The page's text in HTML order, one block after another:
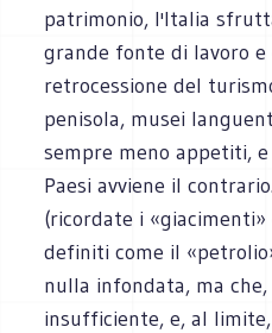
patrimonio, l'Italia
grande fonte di lavoro
retrocessione del
penisola, musei
sempre meno appetiti,
Paesi avviene il
(ricordate i
definiti come il
nulla infondata, ma
insufficiente, e, al